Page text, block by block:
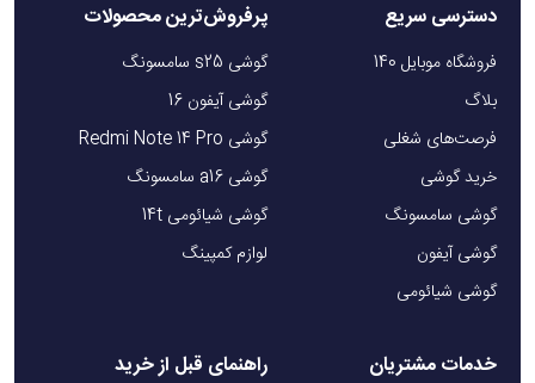
دسترسی سریع
فروشگاه موبایل 140
بلاگ
فرصت‌های شغلی
خرید گوشی
گوشی سامسونگ
گوشی آیفون
گوشی شیائومی
پرفروش‌ترین محصولات
گوشی s25 سامسونگ
گوشی آیفون 16
گوشی Redmi Note 14 Pro
گوشی a16 سامسونگ
گوشی شیائومی 14t
لوازم کمپینگ
خدمات مشتریان راهنمای قبل از خرید